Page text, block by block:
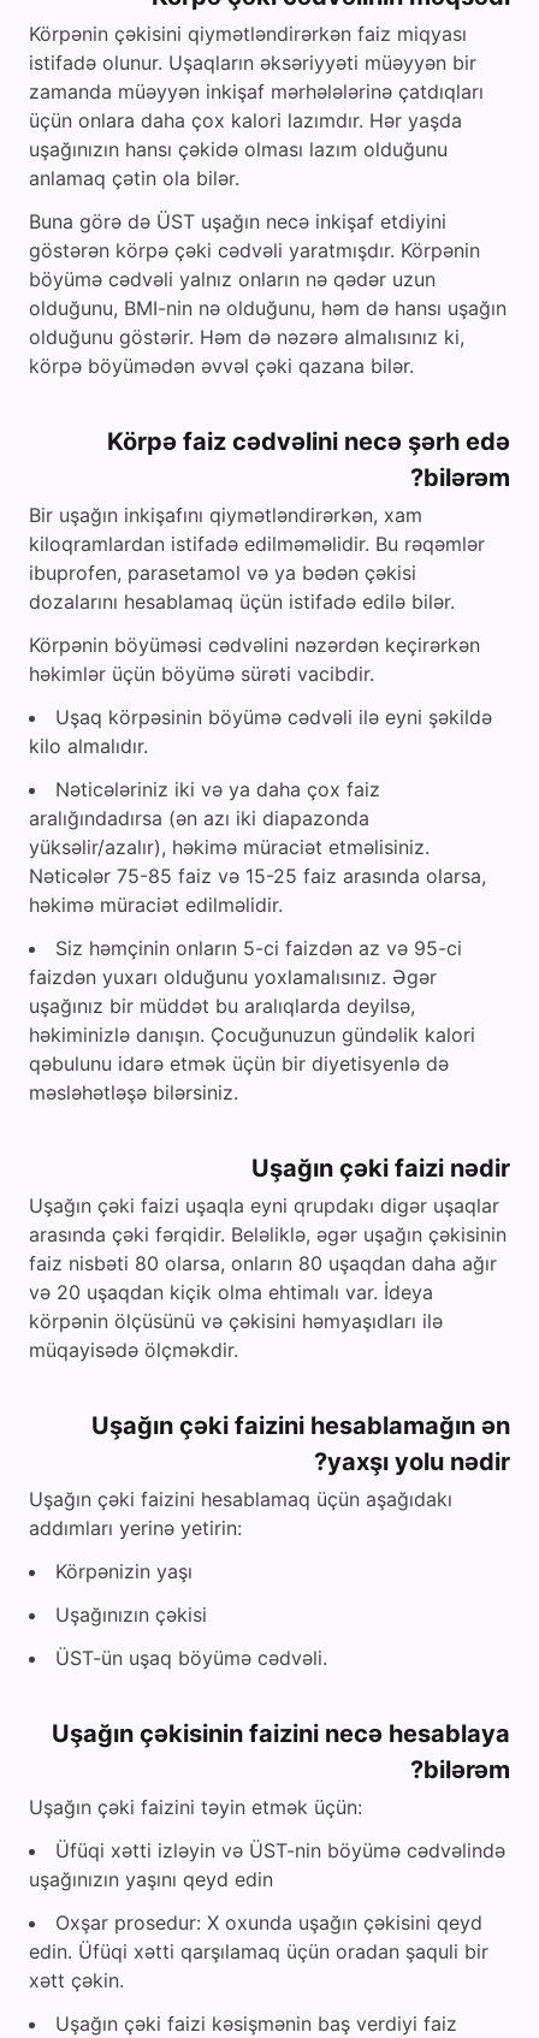
Körpənin çəkisini qiymətləndirərkən faiz miqyası
istifadə olunur. Uşaqların əksəriyyəti müəyyən bir
zamanda müəyyən inkişaf mərhələlərinə çatdıqları
üçün onlara daha çox kalori lazımdır. Hər yaşda
uşağınızın hansı çəkidə olması lazım olduğunu
anlamaq çətin ola bilər.
Buna görə də ÜST uşağın necə inkişaf etdiyini
göstərən körpə çəki cədvəli yaratmışdır. Körpənin
böyümə cədvəli yalnız onların nə qədər uzun
olduğunu, BMI-nin nə olduğunu, həm də hansı uşağın
olduğunu göstərir. Həm də nəzərə almalısınız ki,
körpə böyümədən əvvəl çəki qazana bilər.
Körpə faiz cədvəlini necə şərh edə
bilərəm?
Bir uşağın inkişafını qiymətləndirərkən, xam
kiloqramlardan istifadə edilməməlidir. Bu rəqəmlər
ibuprofen, parasetamol və ya bədən çəkisi
dozalarını hesablamaq üçün istifadə edilə bilər.
Körpənin böyüməsi cədvəlini nəzərdən keçirərkən
həkimlər üçün böyümə sürəti vacibdir.
Uşaq körpəsinin böyümə cədvəli ilə eyni şəkildə
kilo almalıdır.
Nəticələriniz iki və ya daha çox faiz
aralığındadırsa (ən azı iki diapazonda
yüksəlir/azalır), həkimə müraciət etməlisiniz.
Nəticələr 75-85 faiz və 15-25 faiz arasında olarsa,
həkimə müraciət edilməlidir.
Siz həmçinin onların 5-ci faizdən az və 95-ci
faizdən yuxarı olduğunu yoxlamalısınız. Əgər
uşağınız bir müddət bu aralıqlarda deyilsə,
həkiminizlə danışın. Çocuğunuzun gündəlik kalori
qəbulunu idarə etmək üçün bir diyetisyenlə də
məsləhətləşə bilərsiniz.
Uşağın çəki faizi nədir
Uşağın çəki faizi uşaqla eyni qrupdakı digər uşaqlar
arasında çəki fərqidir. Beləliklə, əgər uşağın çəkisinin
faiz nisbəti 80 olarsa, onların 80 uşaqdan daha ağır
və 20 uşaqdan kiçik olma ehtimalı var. İdeya
körpənin ölçüsünü və çəkisini həmyaşıdları ilə
müqayisədə ölçməkdir.
Uşağın çəki faizini hesablamağın ən
yaxşı yolu nədir?
Uşağın çəki faizini hesablamaq üçün aşağıdakı
addımları yerinə yetirin:
Körpənizin yaşı
Uşağınızın çəkisi
ÜST-ün uşaq böyümə cədvəli.
Uşağın çəkisinin faizini necə hesablaya
bilərəm?
Uşağın çəki faizini təyin etmək üçün:
Üfüqi xətti izləyin və ÜST-nin böyümə cədvəlində
uşağınızın yaşını qeyd edin
Oxşar prosedur: X oxunda uşağın çəkisini qeyd
edin. Üfüqi xətti qarşılamaq üçün oradan şaquli bir
xətt çəkin.
Uşağın çəki faizi kəsişmənin baş verdiyi faiz